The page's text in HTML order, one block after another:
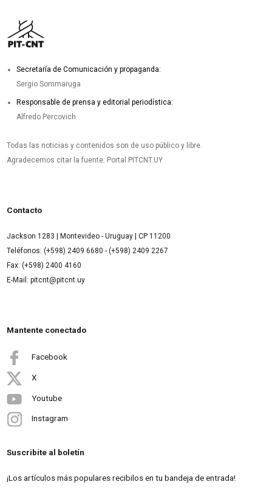
Secretaría de Comunicación y propaganda:
Sergio Sommaruga
Responsable de prensa y editorial periodística:
Alfredo Percovich
Todas las noticias y contenidos son de uso público y libre.
Agradecemos citar la fuente: Portal PITCNT.UY
Contacto
Jackson 1283 | Montevideo - Uruguay | CP 11200
Teléfonos: (+598) 2409 6680 - (+598) 2409 2267
Fax: (+598) 2400 4160
E-Mail: pitcnt@pitcnt.uy
Mantente conectado
Facebook
X
Youtube
Instagram
Suscribite al boletín
¡Los artículos más populares recibilos en tu bandeja de entrada!